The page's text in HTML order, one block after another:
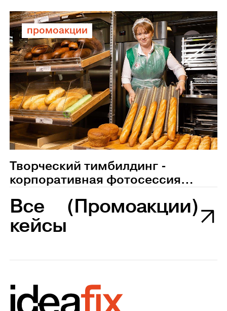
промоакции
Творческий тимбилдинг -
корпоративная фотосессия
Пятерочка
Все
кейсы
(Промоакции)